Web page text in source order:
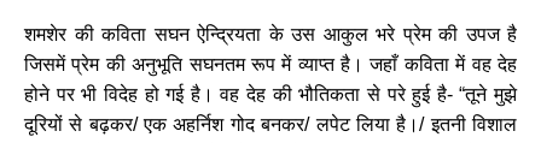
शमशेर की कविता सघन ऐन्द्रियता के उस आकुल भरे प्रेम की उपज है
जिसमें प्रेम की अनुभूति सघनतम रूप में व्याप्त है। जहाँ कविता में वह देह
होने पर भी विदेह हो गई है। वह देह की भौतिकता से परे हुई है- “तूने मुझे
दूरियों से बढ़कर/ एक अहर्निश गोद बनकर/ लपेट लिया है।/ इतनी विशाल